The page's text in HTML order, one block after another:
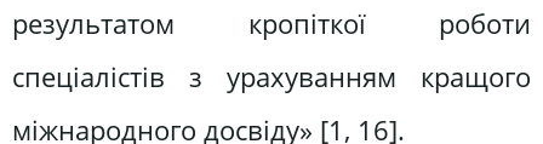
результатом кропіткої роботи
спеціалістів з урахуванням кращого
міжнародного досвіду» [1, 16].